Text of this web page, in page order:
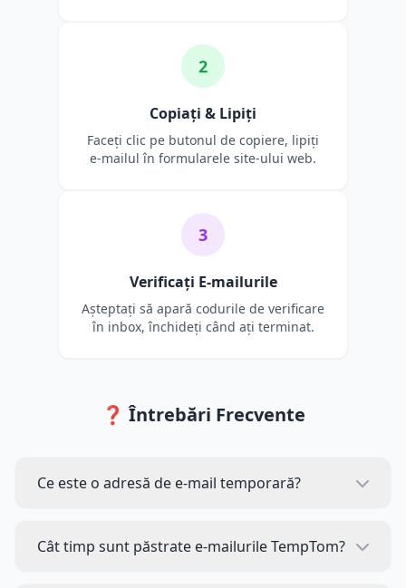
2
Copiați & Lipiți
Faceți clic pe butonul de copiere, lipiți
e-mailul în formularele site-ului web.
3
Verificați E-mailurile
Așteptați să apară codurile de verificare
în inbox, închideți când ați terminat.
❓ Întrebări Frecvente
Ce este o adresă de e-mail temporară?
pentru a primi e-mailuri fără a vă dezvălui e-mailul
real, perfect pentru înregistrare și evitarea spam-ului.
Cât timp sunt păstrate e-mailurile TempTom?